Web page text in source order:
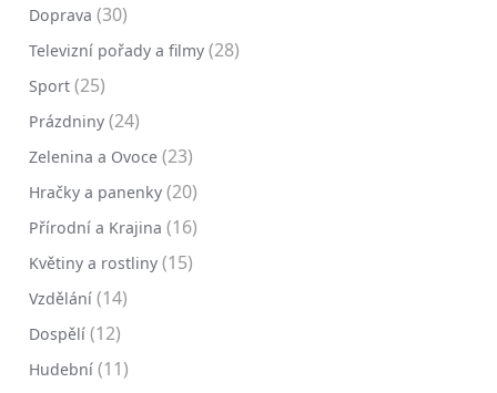
Doprava (30)
Televizní pořady a filmy (28)
Sport (25)
Prázdniny (24)
Zelenina a Ovoce (23)
Hračky a panenky (20)
Přírodní a Krajina (16)
Květiny a rostliny (15)
Vzdělání (14)
Dospělí (12)
Hudební (11)